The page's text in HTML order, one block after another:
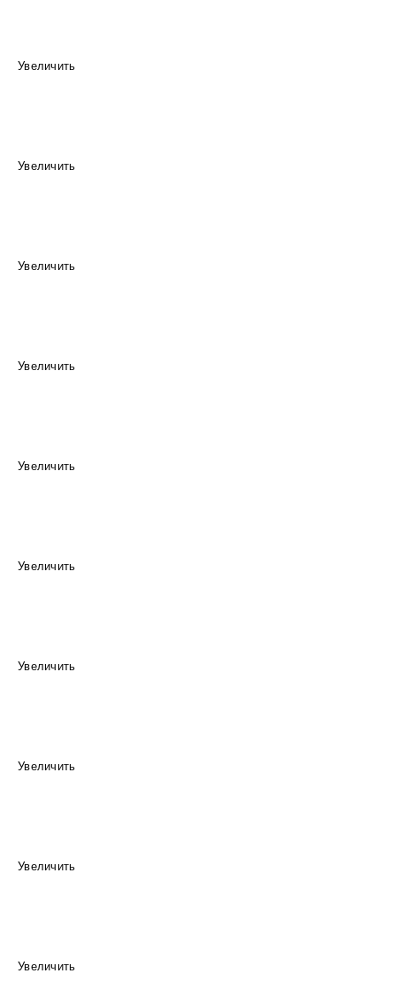
Увеличить
Увеличить
Увеличить
Увеличить
Увеличить
Увеличить
Увеличить
Увеличить
Увеличить
Увеличить